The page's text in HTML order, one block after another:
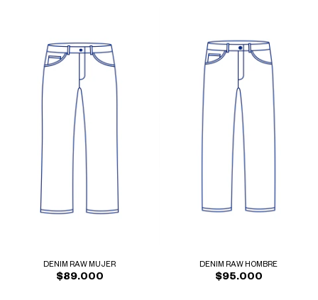
DENIM RAW MUJER
$89.000
DENIM RAW HOMBRE
$95.000